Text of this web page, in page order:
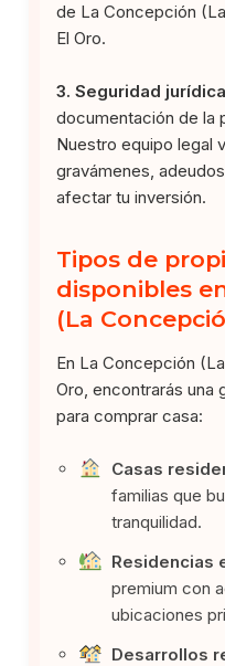
de La Concepción
El Oro.
3. Seguridad
documentación de la
Nuestro equipo legal
gravámenes,
afectar tu inversión.
Tipos de
disponibles
(La
En La Concepción
Oro, encontrarás una
para comprar casa:
Casas
familias que
tranquilidad.
Residencias
premium con
ubicaciones
Desarrollos